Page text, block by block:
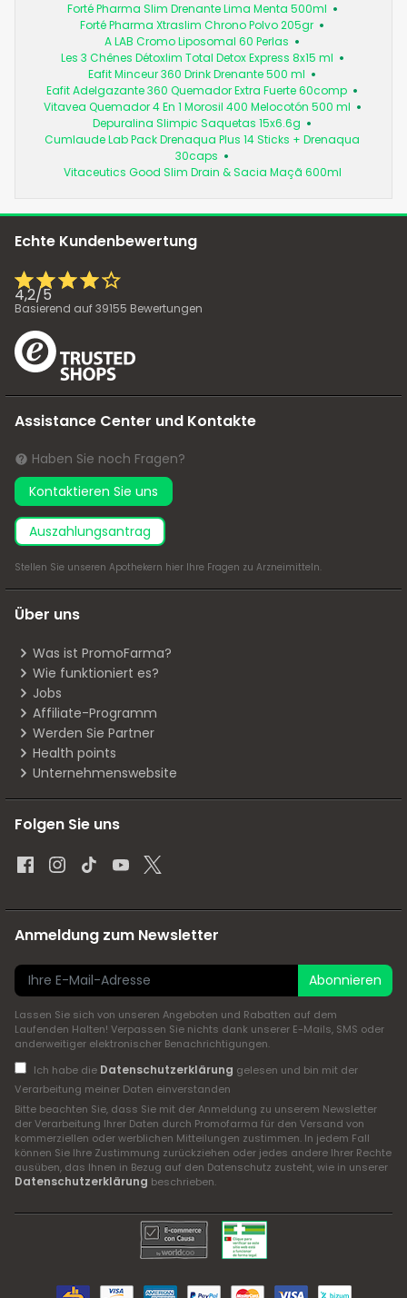
Forté Pharma Slim Drenante Lima Menta 500ml
Forté Pharma Xtraslim Chrono Polvo 205gr
A LAB Cromo Liposomal 60 Perlas
Les 3 Chênes Détoxlim Total Detox Express 8x15 ml
Eafit Minceur 360 Drink Drenante 500 ml
Eafit Adelgazante 360 Quemador Extra Fuerte 60comp
Vitavea Quemador 4 En 1 Morosil 400 Melocotón 500 ml
Depuralina Slimpic Saquetas 15x6.6g
Cumlaude Lab Pack Drenaqua Plus 14 Sticks + Drenaqua
30caps
Vitaceutics Good Slim Drain & Sacia Maçã 600ml
Echte Kundenbewertung
4,2/5
Basierend auf39155 Bewertungen
Assistance Center und Kontakte
Haben Sie noch Fragen?
Kontaktieren Sie uns
Auszahlungsantrag
Stellen Sie unseren Apothekern hier Ihre Fragen zu Arzneimitteln.
Über uns
Was ist PromoFarma?
Wie funktioniert es?
Jobs
Affiliate-Programm
Werden Sie Partner
Health points
Unternehmenswebsite
Folgen Sie uns
Anmeldung zum Newsletter
Abonnieren
Lassen Sie sich von unseren Angeboten und Rabatten auf dem
Laufenden Halten! Verpassen Sie nichts dank unserer E-Mails, SMS oder
anderweitiger elektronischer Benachrichtigungen.
Ich habe die Datenschutzerklärung gelesen und bin mit der
Verarbeitung meiner Daten einverstanden
Bitte beachten Sie, dass Sie mit der Anmeldung zu unserem Newsletter
der Verarbeitung Ihrer Daten durch Promofarma für den Versand von
kommerziellen oder werblichen Mitteilungen zustimmen. In jedem Fall
können Sie Ihre Zustimmung zurückziehen oder jedes andere Ihrer Rechte
ausüben, das Ihnen in Bezug auf den Datenschutz zusteht, wie in unserer
Datenschutzerklärung beschrieben.